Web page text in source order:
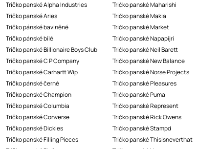
Tričko panské Alpha Industries
Tričko panské Aries
Tričko pánské bavlněné
Tričko pánské bílé
Tričko panské Billionaire Boys Club
Tričko panské C P Company
Tričko panské Carhartt Wip
Tričko pánské černé
Tričko panské Champion
Tričko panské Columbia
Tričko panské Converse
Tričko panské Dickies
Tričko panské Filling Pieces
Tričko panské Maharishi
Tričko panské Makia
Tričko panské Market
Tričko panské Napapijri
Tričko panské Neil Barett
Tričko panské New Balance
Tričko panské Norse Projects
Tričko panské Pleasures
Tričko panské Puma
Tričko panské Represent
Tričko panské Rick Owens
Tričko panské Stampd
Tričko panské Thisisneverthat